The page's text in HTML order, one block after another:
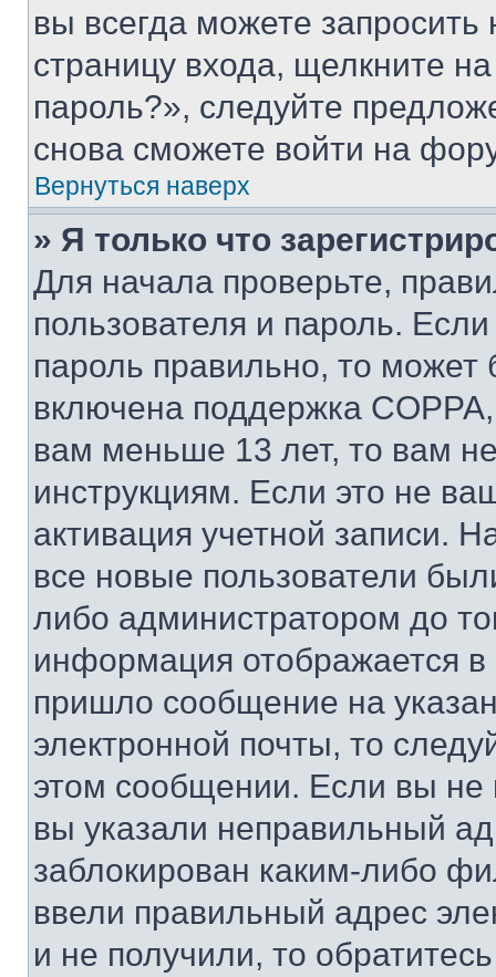
вы всегда можете
страницу входа, щелкните
пароль?», следуйте
снова сможете войти на
Вернуться наверх
» Я только что
Для начала проверьте,
пользователя и пароль.
пароль правильно, то может
включена поддержка
вам меньше 13 лет, то вам
инструкциям. Если это не
активация учетной записи.
все новые пользователи
либо администратором до
информация отображается
пришло сообщение на
электронной почты, то
этом сообщении. Если вы
вы указали неправильный
заблокирован каким-либо
ввели правильный адрес
и не получили, то